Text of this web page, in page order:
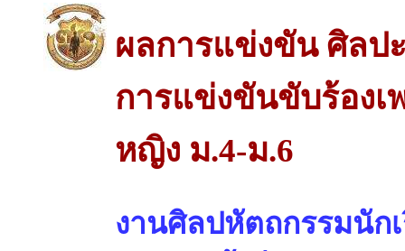
ผลการแข่งขัน ศิลป
การแข่งขันขับร้องเ
หญิง ม.4-ม.6
งานศิลปหัตถกรรมนัก